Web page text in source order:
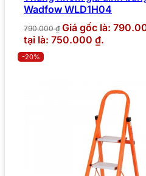
Wadfow WLD1H04
790.000₫ Giá gốc là:
tại là: 750.000 ₫.
-20%